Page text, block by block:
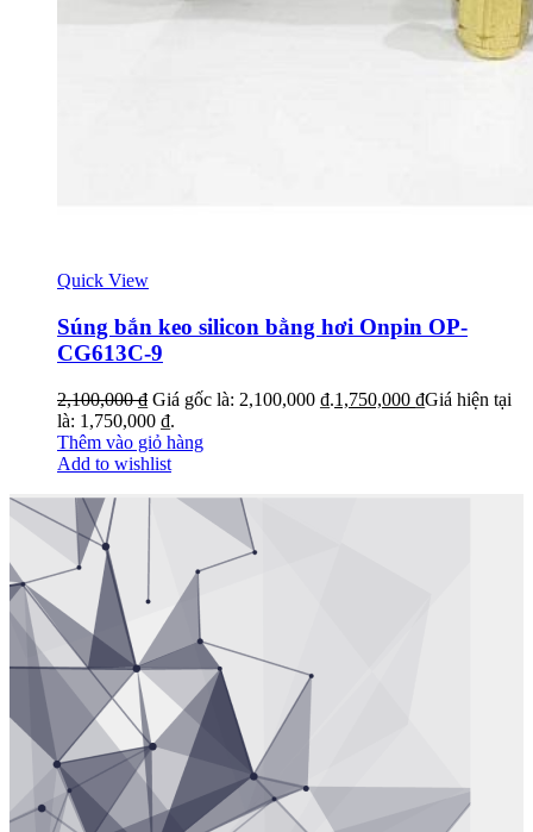
Quick View
Súng bắn keo silicon bằng hơi Onpin OP-
CG613C-9
2,100,000₫ Giá gốc là: 2,100,000 ₫.1,750,000 ₫Giá hiện tại
là: 1,750,000 ₫.
Thêm vào giỏ hàng
Add to wishlist